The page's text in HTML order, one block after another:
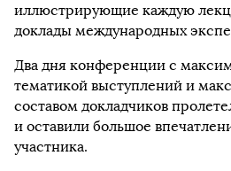
иллюстрирующие каждую
доклады международных
Два дня конференции с
тематикой выступлений и
составом докладчиков
и оставили большое
участника.